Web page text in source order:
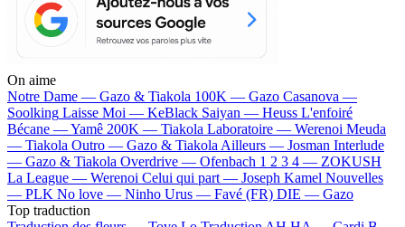
On aime
Notre Dame — Gazo & Tiakola 100K — Gazo Casanova —
Soolking Laisse Moi — KeBlack Saiyan — Heuss L'enfoiré
Bécane —Yamê 200K — Tiakola Laboratoire — Werenoi Meuda
— Tiakola Outro — Gazo & Tiakola Ailleurs — Josman Interlude
— Gazo & Tiakola Overdrive — Ofenbach 1 2 3 4 — ZOKUSH
La League — Werenoi Celui qui part — Joseph Kamel Nouvelles
— PLK No love — Ninho Urus — Favé (FR) DIE — Gazo
Top traduction